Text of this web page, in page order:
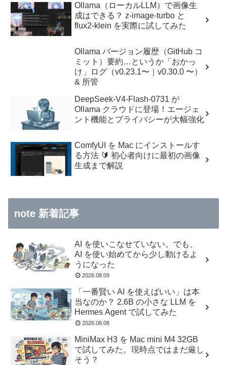
Ollama（ローカルLLM）で画像生
成はできる？ z-image-turbo と
flux2-klein を実際に試してみた
Ollama バージョン履歴（GitHub コ
ミット）要約…というか「おかっ
け」ログ（v0.23.1〜｜v0.30.0 〜）
& 所管
DeepSeek-V4-Flash-0731 が
Ollama クラウドに登場！エージェ
ント機能とプライバシーが大幅強化
ComfyUI を Mac にインストールす
る方法 🔰 初心者向けに最初の画像
生成まで解説
note 新着記事
AI を使いこなせていない。でも、
AI を使い始めてから少し動けるよ
うになった
2026.08.09
「一番賢い AI を使えばいい」は本
当なのか？ 2.6B の小さな LLM を
Hermes Agent で試してみた
2026.08.08
MiniMax H3 を Mac mini M4 32GB
で試してみた。現時点ではまだ厳し
そう？